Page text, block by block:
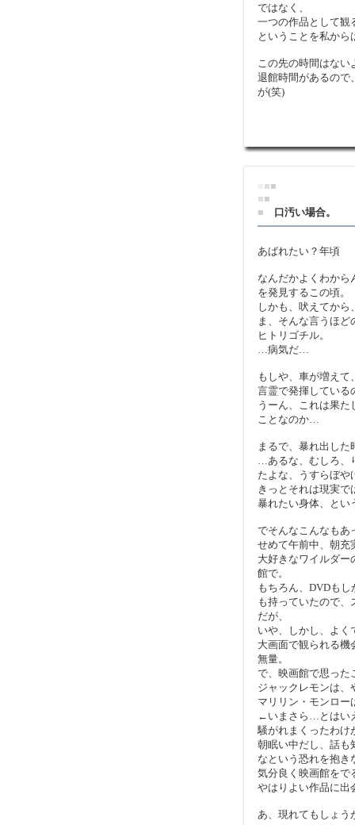
ではなく、
一つの作品として観
ということを私から
この先の時間はない
退館時間があるので
が(笑)
■■
■■
■
口汚い場合。
あばれたい？年頃
なんだかよくわから
を発見するこの頃。
しかも、吠えてから
ま、そんな言うほ
ヒトリゴチル。
…病気だ…
もしや、車が増え
言霊で発揮している
うーん、これは果
ことなのか…
まるで、暴れ出した
…あるな、むしろ、
たよな、うすらぼ
きっとそれは現実で
暴れたい身体、と
でそんなこんなもあ
せめて午前中、朝充
大好きなワイルダー
館で。
もちろん、DVDも
も持っていたので
だが、
いや、しかし、よく
大画面で観られる機
無量。
で、映画館で思った
ジャックレモンは、
マリリン・モンロー
←いまさら…とはい
騒がれまくったわけ
朝眠い中だし、話も
なという恐れを抱き
気分良く映画館をで
やはりよい作品に出
あ、現れてもしょう